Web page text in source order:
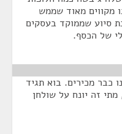
מקווים מאוד שממש
סיוע שממוקד בעסקים
של הכסף.
כבר מכירים. בוא תגיד
זה יונח על שולחן